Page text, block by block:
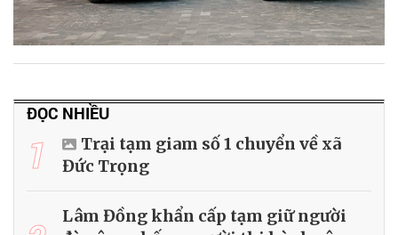
ĐỌC NHIỀU
1
Trại tạm giam số 1 chuyển về xã
Đức Trọng
Lâm Đồng khẩn cấp tạm giữ người